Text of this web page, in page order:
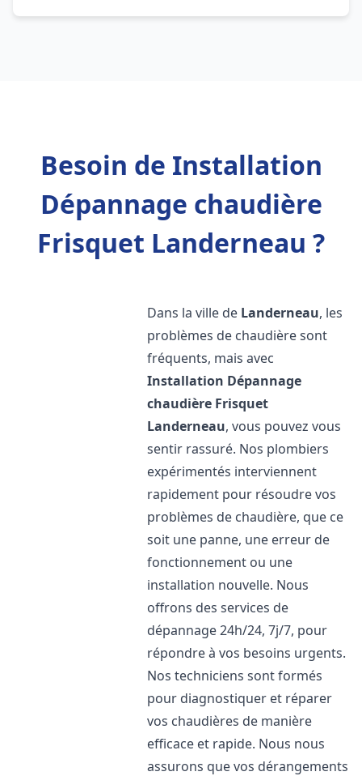
Besoin de Installation
Dépannage chaudière
Frisquet Landerneau ?
Dans la ville de Landerneau, les
problèmes de chaudière sont
fréquents, mais avec
Installation Dépannage
chaudière Frisquet
Landerneau, vous pouvez vous
sentir rassuré. Nos plombiers
expérimentés interviennent
rapidement pour résoudre vos
problèmes de chaudière, que ce
soit une panne, une erreur de
fonctionnement ou une
installation nouvelle. Nous
offrons des services de
dépannage 24h/24, 7j/7, pour
répondre à vos besoins urgents.
Nos techniciens sont formés
pour diagnostiquer et réparer
vos chaudières de manière
efficace et rapide. Nous nous
assurons que vos dérangements